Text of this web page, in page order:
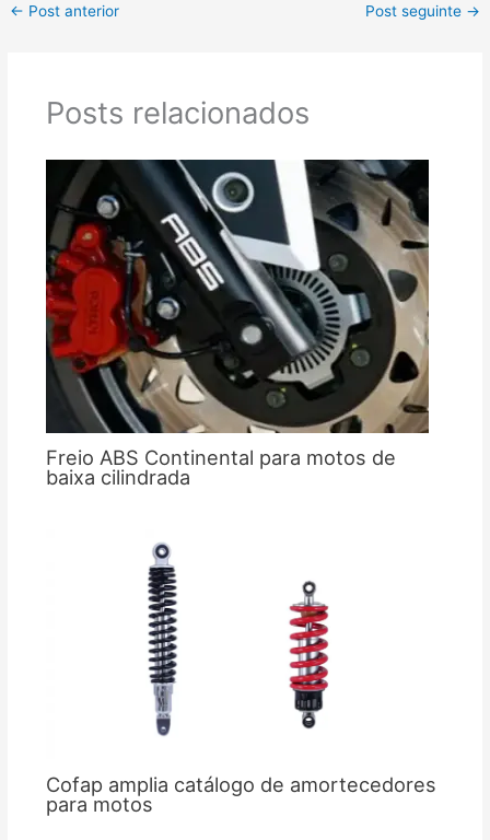
← Post anterior Post seguinte →
Posts relacionados
Freio ABS Continental para motos de
baixa cilindrada
Cofap amplia catálogo de amortecedores
para motos